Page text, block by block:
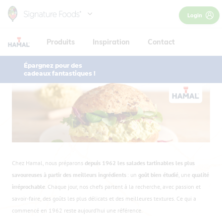
Skip
content
Login
Produits Inspiration Contact
Épargnez pour des
cadeaux fantastiques !
Chez Hamal, nous préparons depuis 1962 les salades tartinables les plus
savoureuses à partir des meilleurs ingrédients : un goût bien étudié, une qualité
irréprochable. Chaque jour, nos chefs partent à la recherche, avec passion et
savoir-faire, des goûts les plus délicats et des meilleures textures. Ce qui a
commencé en 1962 reste aujourd’hui une référence.